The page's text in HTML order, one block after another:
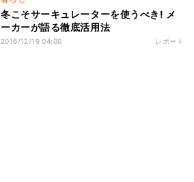
冬こそサーキュレーターを使うべき! メ
ーカーが語る徹底活用法
2016/12/19 04:00 レポート